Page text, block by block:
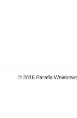
© 2016 Parafia